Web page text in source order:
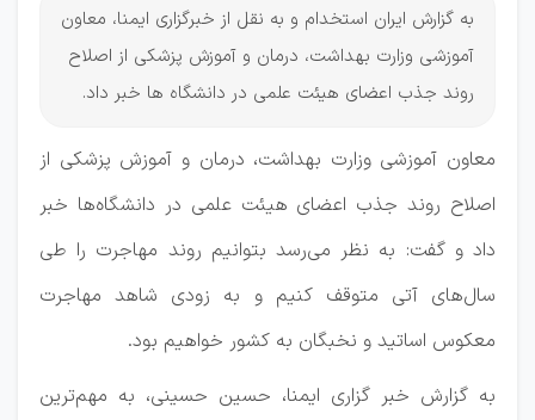
به گزارش ایران استخدام و به نقل از خبرگزاری ایمنا، معاون
آموزشی وزارت بهداشت، درمان و آموزش پزشکی از اصلاح
روند جذب اعضای هیئت علمی در دانشگاه‌ ها خبر داد.
معاون آموزشی وزارت بهداشت، درمان و آموزش پزشکی از
اصلاح روند جذب اعضای هیئت علمی در دانشگاه‌ها خبر
داد و گفت: به نظر می‌رسد بتوانیم روند مهاجرت را طی
سال‌های آتی متوقف کنیم و به زودی شاهد مهاجرت
معکوس اساتید و نخبگان به کشور خواهیم بود.
به گزارش خبر گزاری ایمنا، حسین حسینی، به مهم‌ترین